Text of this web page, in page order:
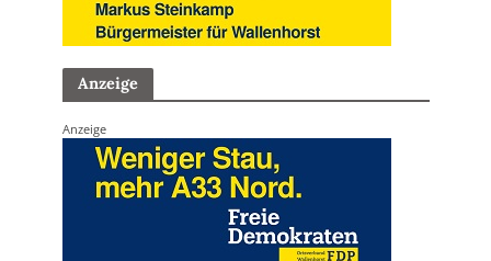
Anzeige
Anzeige